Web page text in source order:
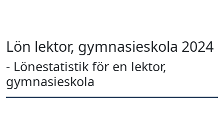
Lön lektor, gymnasieskola 2024
- Lönestatistik för en lektor,
gymnasieskola